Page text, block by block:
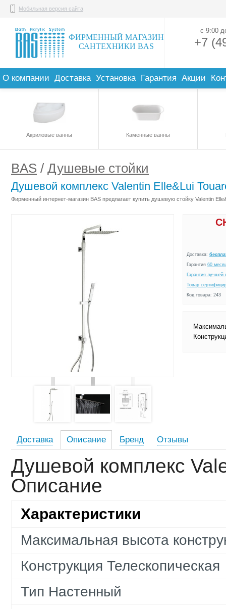
ФИРМЕННЫЙ МАГАЗИН
САНТЕХНИКИ BAS
Мобильная версия сайта
+7
с 9:00
О компании Доставка Установка Гарантия Акции
Акриловые ванны Каменные ванны
BAS / Душевые стойки
Душевой комплекс Valentin Elle&Lui
Фирменный интернет-магазин BAS предлагает купить душевую стойку Valentin
Доставка:
Гарантия 60
Гарантия лучшей
Товар
Код товара: 243
Доставка Описание Бренд Отзывы
Душевой комплекс
Описание
Характеристики
Максимальная высота
Конструкция Телескопическая
Тип Настенный